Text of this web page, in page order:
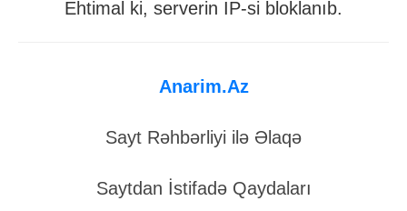
Ehtimal ki, serverin IP-si bloklanıb.
Anarim.Az
Sayt Rəhbərliyi ilə Əlaqə
Saytdan İstifadə Qaydaları